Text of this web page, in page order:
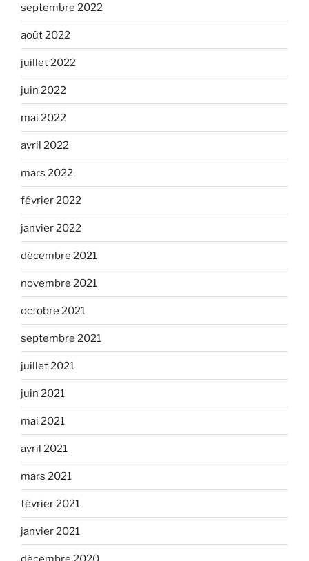
septembre 2022
août 2022
juillet 2022
juin 2022
mai 2022
avril 2022
mars 2022
février 2022
janvier 2022
décembre 2021
novembre 2021
octobre 2021
septembre 2021
juillet 2021
juin 2021
mai 2021
avril 2021
mars 2021
février 2021
janvier 2021